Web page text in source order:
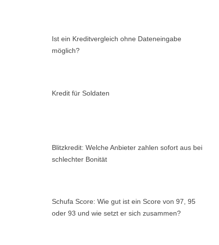
Ist ein Kreditvergleich ohne Dateneingabe
möglich?
Kredit für Soldaten
Blitzkredit: Welche Anbieter zahlen sofort aus bei
schlechter Bonität
Schufa Score: Wie gut ist ein Score von 97, 95
oder 93 und wie setzt er sich zusammen?